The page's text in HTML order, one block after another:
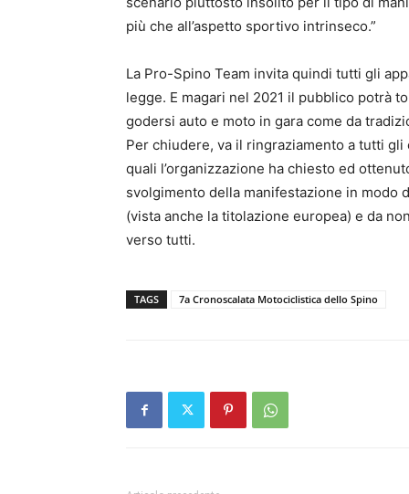
più che all’aspetto sportivo intrinseco.”
La Pro-Spino Team invita quindi tutti gli
legge. E magari nel 2021 il pubblico potrà
godersi auto e moto in gara come da
Per chiudere, va il ringraziamento a tutti
quali l’organizzazione ha chiesto ed
svolgimento della manifestazione in modo
(vista anche la titolazione europea) e da
verso tutti.
TAGS 7a Cronoscalata Motociclistica dello Spino